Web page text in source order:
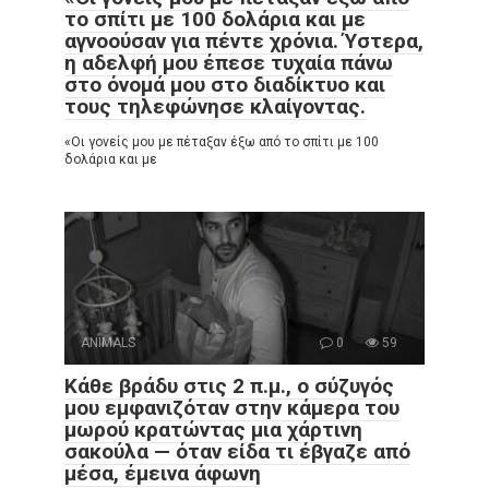
το σπίτι με 100 δολάρια και με
αγνοούσαν για πέντε χρόνια. Ύστερα,
η αδελφή μου έπεσε τυχαία πάνω
στο όνομά μου στο διαδίκτυο και
τους τηλεφώνησε κλαίγοντας.
«Οι γονείς μου με πέταξαν έξω από το σπίτι με 100
δολάρια και με
ANIMALS 0 59
Κάθε βράδυ στις 2 π.μ., ο σύζυγός
μου εμφανιζόταν στην κάμερα του
μωρού κρατώντας μια χάρτινη
σακούλα — όταν είδα τι έβγαζε από
μέσα, έμεινα άφωνη